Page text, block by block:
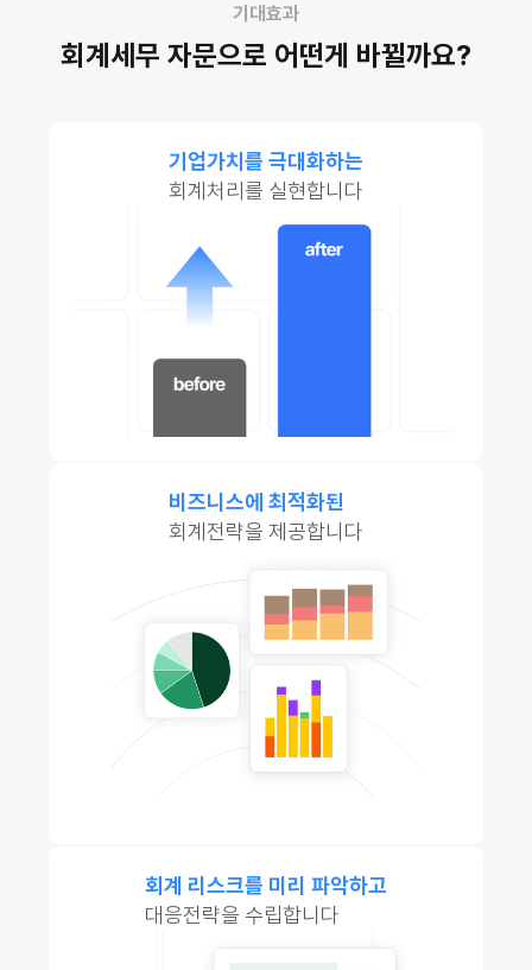
기대효과
회계세무 자문으로 어떤게 바뀔까요?
기업가치를 극대화하는
회계처리를 실현합니다
비즈니스에 최적화된
회계전략을 제공합니다
회계 리스크를 미리 파악하고
대응전략을 수립합니다